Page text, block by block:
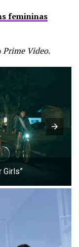
femininas
Prime Video.
Girls”